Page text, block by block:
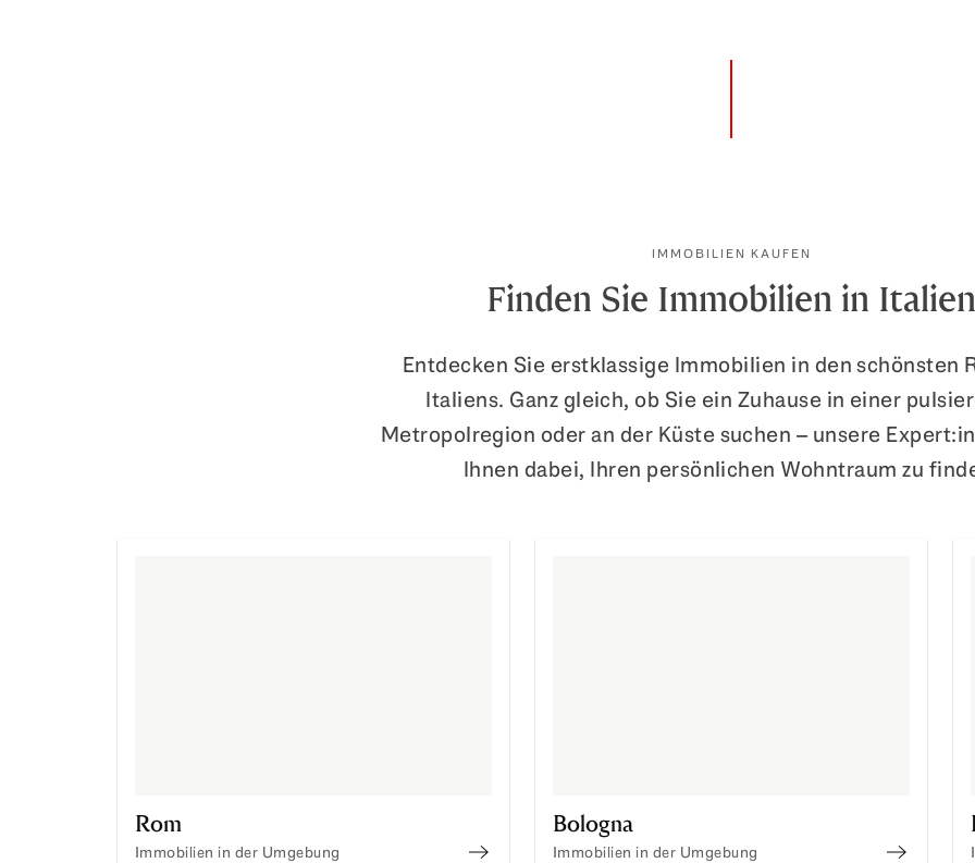
IMMOBILIEN KAUFEN
Finden Sie Immobilien in Italien
Entdecken Sie erstklassige Immobilien in den schönsten
Italiens. Ganz gleich, ob Sie ein Zuhause in einer
Metropolregion oder an der Küste suchen – unsere
Ihnen dabei, Ihren persönlichen Wohntraum zu
Rom
Immobilien in der Umgebung
Bologna
Immobilien in der Umgebung